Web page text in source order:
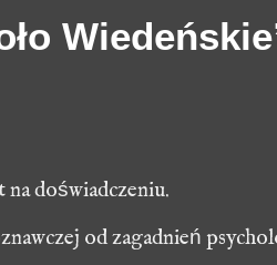
na doświadczeniu.
od zagadnień